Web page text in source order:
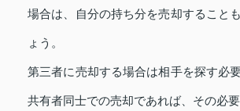
場合は、自分の持ち分を売却すること
ょう。
第三者に売却する場合は相手を探す必
共有者同士での売却であれば、その必要